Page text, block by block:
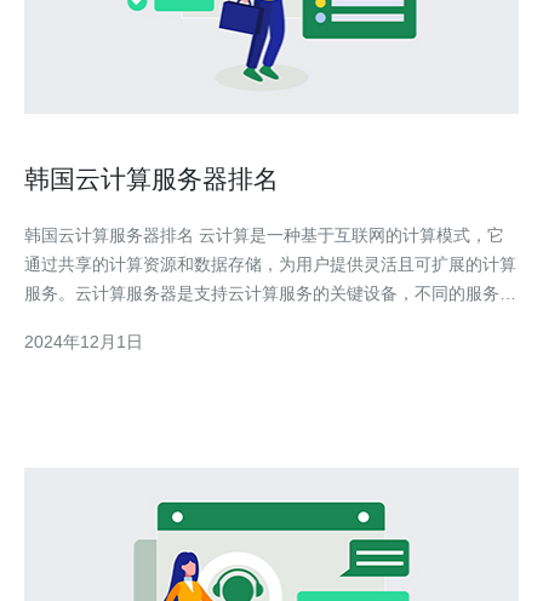
韩国云计算服务器排名
韩国云计算服务器排名 云计算是一种基于互联网的计算模式，它
通过共享的计算资源和数据存储，为用户提供灵活且可扩展的计算
服务。云计算服务器是支持云计算服务的关键设备，不同的服务器
务器的排名。 第一名：LG CNS LG CNS是韩国最大的IT服务公司
2024年12月1日